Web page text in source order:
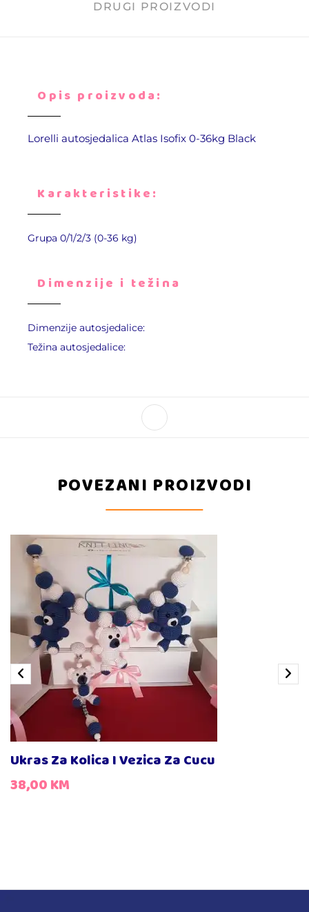
DRUGI PROIZVODI
Opis proizvoda:
Lorelli autosjedalica Atlas Isofix 0-36kg Black
Karakteristike:
Grupa 0/1/2/3 (0-36 kg)
Dimenzije i težina
Dimenzije autosjedalice:
Težina autosjedalice:
POVEZANI PROIZVODI
Ukras Za Kolica I Vezica Za Cucu
38,00KM